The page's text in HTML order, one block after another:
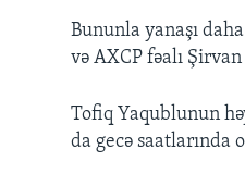
Bununla yanaşı
və AXCP fəalı
Tofiq Yaqublunun
da gecə saatlarında